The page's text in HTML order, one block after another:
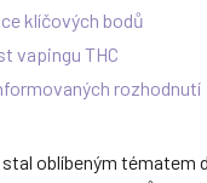
klíčových bodů
vapingu THC
rozhodnutí
oblíbeným tématem